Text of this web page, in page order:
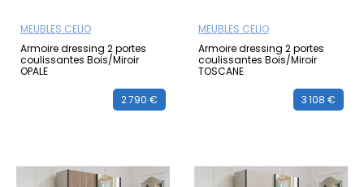
MEUBLES CELIO
Armoire dressing 2 portes
coulissantes Bois/Miroir
OPALE
2 790 €
MEUBLES CELIO
Armoire dressing 2 portes
coulissantes Bois/Miroir
TOSCANE
3 108 €